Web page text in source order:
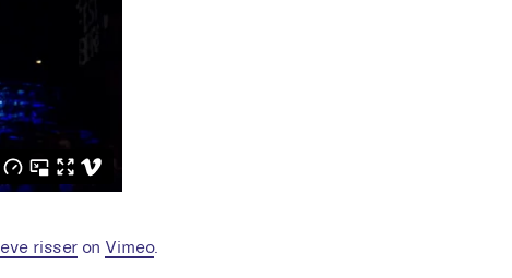
eve risseron Vimeo.